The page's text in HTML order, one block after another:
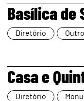
page
Basílica de
Diretório
page
Casa e
Diretório